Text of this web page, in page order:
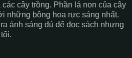
cây trồng. Phần lá non của cây
những bông hoa rực sáng nhất.
ánh sáng đủ để đọc sách nhưng